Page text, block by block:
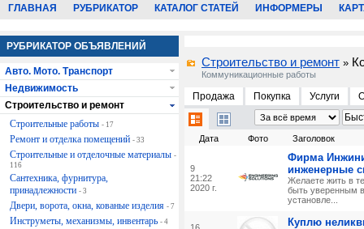
ГЛАВНАЯ РУБРИКАТОР КАТАЛОГ СТАТЕЙ ИНФОРМЕРЫ
Строительство и ремонт »
Коммуникационные работы
Продажа Покупка Услуги
Дата Фото Заголовок
9
21:22
2020 г.
Фирма
инженерные
Желаете жить в
быть уверенным
установле...
Куплю
РУБРИКАТОР ОБЪЯВЛЕНИЙ
Авто. Мото. Транспорт
Недвижимость
Строительство и ремонт
Строительные работы - 17
Ремонт и отделка помещений - 33
Строительные и отделочные материалы -
116
Сантехника, фурнитура,
принадлежности - 3
Двери, ворота, окна, кованые изделия - 7
Инструметы, механизмы, инвентарь - 4